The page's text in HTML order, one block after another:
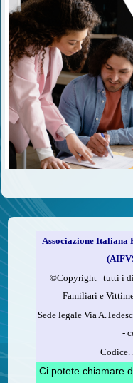
C'è un modo di contribuire
delle vittime della strada e
loro familiari che non
Compila la scheda CUD
Firma nel riquadro
organizzazioni non
Indica nel riquadro il
97184320584
Associazione Italiana
©​Copyright tutti i
Familiari e
Sede legale Via
-
Codice.
Ci potete chiamare